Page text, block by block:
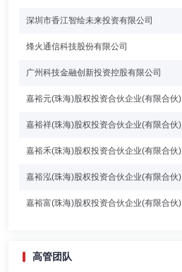
深圳市香江智绘未来投资有限公司
烽火通信科技股份有限公司
广州科技金融创新投资控股有限公司
嘉裕元(珠海)股权投资合伙企业(有限合伙)
嘉裕祥(珠海)股权投资合伙企业(有限合伙)
嘉裕禾(珠海)股权投资合伙企业(有限合伙)
嘉裕泓(珠海)股权投资合伙企业(有限合伙)
嘉裕富(珠海)股权投资合伙企业(有限合伙)
高管团队